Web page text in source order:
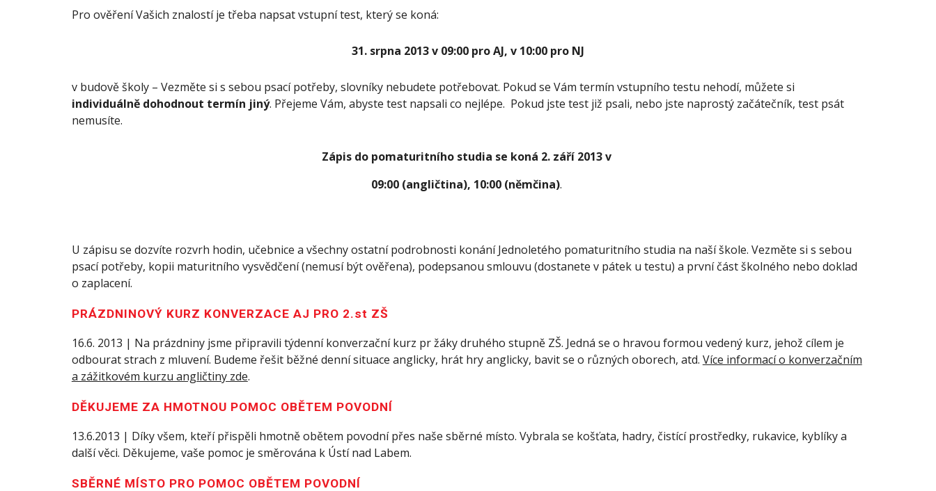
Pro ověření Vašich znalostí je třeba napsat vstupní test, který se koná:
31. srpna 2013 v 09:00 pro AJ, v 10:00 pro NJ
v budově školy – Vezměte si s sebou psací potřeby, slovníky nebudete potřebovat. Pokud se Vám termín vstupního testu nehodí, můžete si
individuálně dohodnout termín jiný. Přejeme Vám, abyste test napsali co nejlépe. Pokud jste test již psali, nebo jste naprostý začátečník, test psát
nemusíte.
Zápis do pomaturitního studia se koná 2. září 2013 v
09:00 (angličtina), 10:00 (němčina).
U zápisu se dozvíte rozvrh hodin, učebnice a všechny ostatní podrobnosti konání Jednoletého pomaturitního studia na naší škole. Vezměte si s sebou
psací potřeby, kopii maturitního vysvědčení (nemusí být ověřena), podepsanou smlouvu (dostanete v pátek u testu) a první část školného nebo doklad
o zaplacení.
PRÁZDNINOVÝ KURZ KONVERZACE AJ PRO 2.st ZŠ
16.6. 2013 | Na prázdniny jsme připravili týdenní konverzační kurz pr žáky druhého stupně ZŠ. Jedná se o hravou formou vedený kurz, jehož cílem je
odbourat strach z mluvení. Budeme řešit běžné denní situace anglicky, hrát hry anglicky, bavit se o různých oborech, atd. Více informací o konverzačním
a zážitkovém kurzu angličtiny zde.
DĚKUJEME ZA HMOTNOU POMOC OBĚTEM POVODNÍ
13.6.2013 | Díky všem, kteří přispěli hmotně obětem povodní přes naše sběrné místo. Vybrala se košťata, hadry, čistící prostředky, rukavice, kyblíky a
další věci. Děkujeme, vaše pomoc je směrována k Ústí nad Labem.
SBĚRNÉ MÍSTO PRO POMOC OBĚTEM POVODNÍ